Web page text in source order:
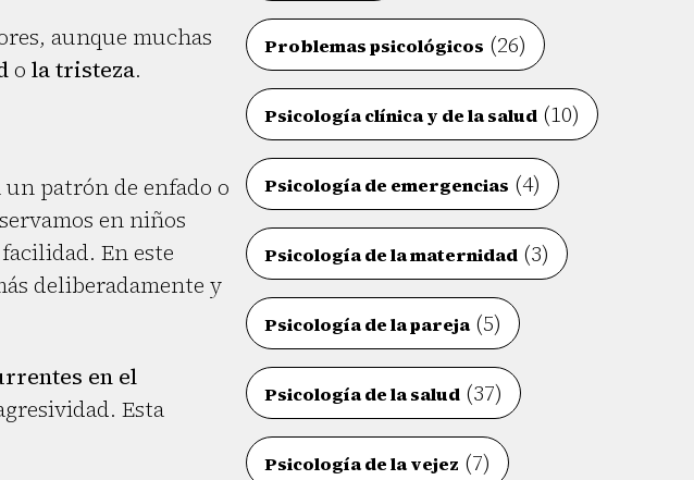
aunque muchas
o la tristeza.
patrón de enfado o
en niños
En este
deliberadamente y
en el
Esta
Problemas psicológicos (26)
Psicología clínica y de la salud (10)
Psicología de emergencias (4)
Psicología de la maternidad (3)
Psicología de la pareja(5)
Psicología de la salud (37)
Psicología de la vejez (7)